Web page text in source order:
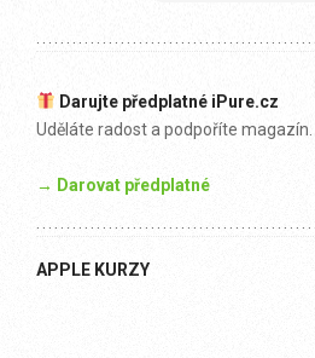
Darujte předplatné iPure.cz
Uděláte radost a podpoříte magazín.
→ Darovat předplatné
APPLE KURZY